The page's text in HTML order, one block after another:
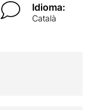
Idioma:
Català